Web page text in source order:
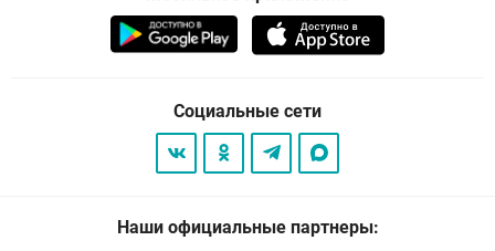
Социальные сети
Наши официальные партнеры: